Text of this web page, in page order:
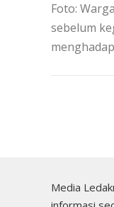
Foto:
sebelum
Media